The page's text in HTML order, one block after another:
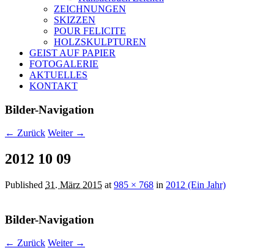
ZEICHNUNGEN
SKIZZEN
POUR FELICITE
HOLZSKULPTUREN
GEIST AUF PAPIER
FOTOGALERIE
AKTUELLES
KONTAKT
Bilder-Navigation
← Zurück Weiter →
2012 10 09
Published 31. März 2015 at 985 × 768 in 2012 (Ein Jahr)
Bilder-Navigation
← Zurück Weiter →